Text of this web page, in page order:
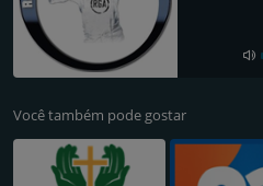
Você também pode gostar